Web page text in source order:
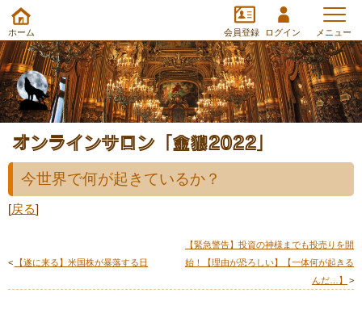
オンラインサロン「金狼2022」
今世界で何が起きているか？
[戻る]
< 【遂に来る】米国株が暴落する日
【緊急警告】投資の神様までも投売りを開
始！【理由が恐ろしい】【一体何が起きる
んだ…】
>
ホーム 会員登録 ログイン メニュー